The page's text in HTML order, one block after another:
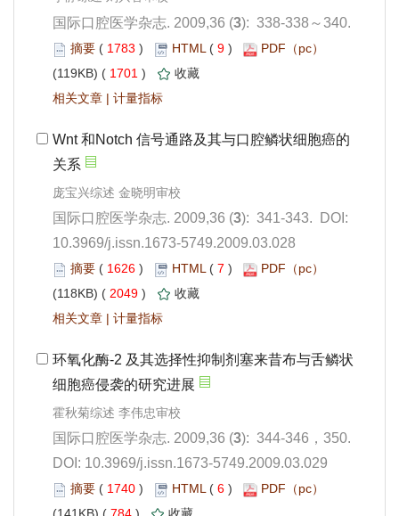
): 338-338～340.
1783 ) 9 )
1701 )
|
): 341-343. DOI:
10.3969/j.issn.1673-5749.2009.03.028
1626 ) 7 )
2049 )
|
): 344-346，350.
DOI: 10.3969/j.issn.1673-5749.2009.03.029
1740 ) 6 )